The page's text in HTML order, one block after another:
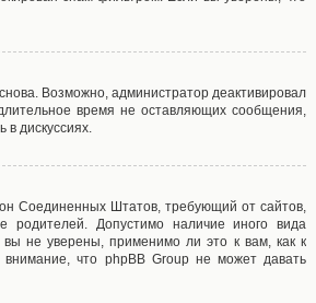
Возможно, администратор деактивировал
время не оставляющих сообщения,
в дискуссиях.
Соединенных Штатов, требующий от сайтов,
родителей. Допустимо наличие иного вида
не уверены, применимо ли это к вам, как к
что phpBB Group не может давать